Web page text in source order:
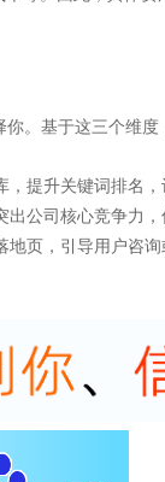
。基于这三个维度
提升关键词排名，
公司核心竞争力
页，引导用户咨